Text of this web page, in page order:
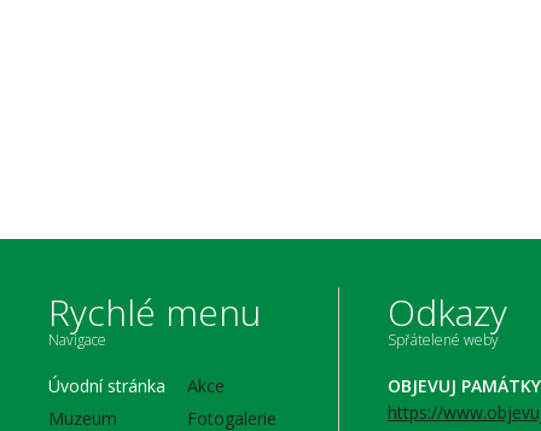
Rychlé menu
Navigace
Úvodní stránka
Muzeum
Akce
Fotogalerie
Odkazy
Spřátelené weby
OBJEVUJ PAMÁTKY
https://